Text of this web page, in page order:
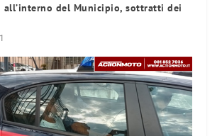
all’interno del Municipio, sottratti dei